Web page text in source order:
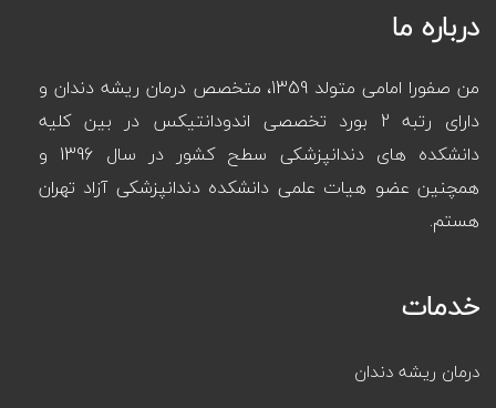
درباره ما
من صفورا امامی متولد 1359، متخصص درمان ریشه دندان و
دارای رتبه 2 بورد تخصصی اندودانتیکس در بین کلیه
دانشکده های دندانپزشکی سطح کشور در سال 1396 و
همچنین عضو هیات علمی دانشکده دندانپزشکی آزاد تهران
هستم.
خدمات
درمان ریشه دندان